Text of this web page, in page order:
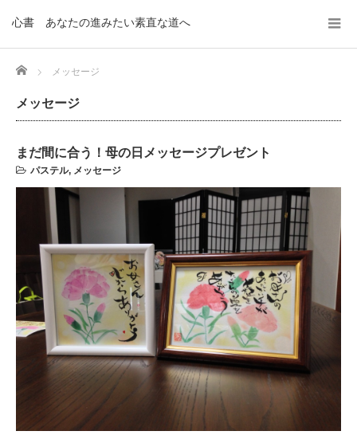
心書 あなたの進みたい素直な道へ
Home メッセージ
メッセージ
まだ間に合う！母の日メッセージプレゼント
パステル, メッセージ